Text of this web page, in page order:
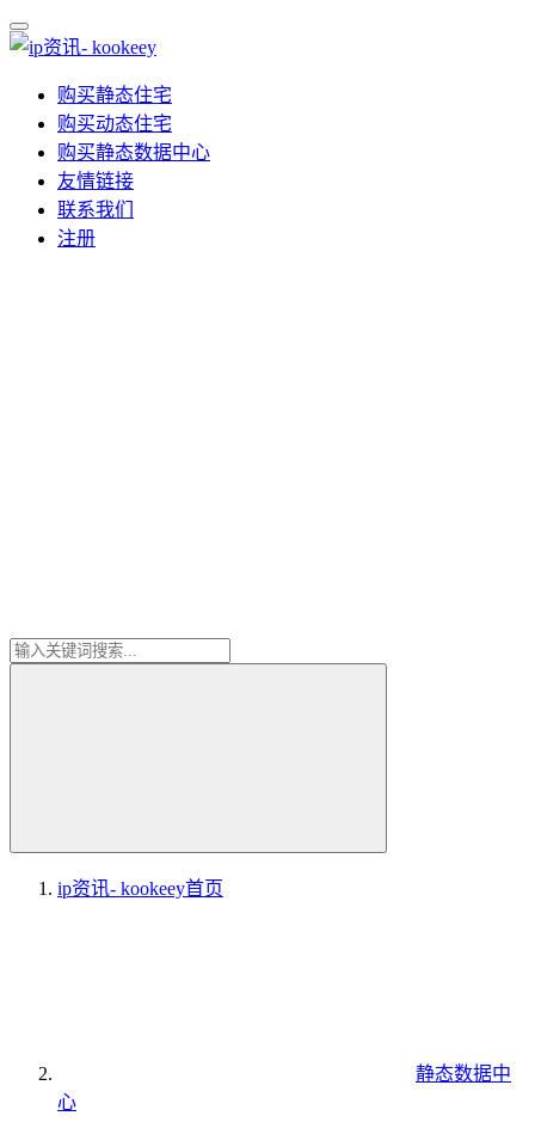
购买静态住宅
购买动态住宅
购买静态数据中心
友情链接
联系我们
注册
ip资讯- kookeey首页
静态数据中
心